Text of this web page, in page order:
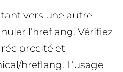
vers une autre
l’hreflang. Vérifiez
réciprocité et
hreflang. L’usage